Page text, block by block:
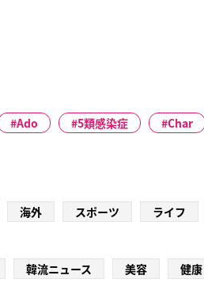
Ado 5類感染症 Char
海外 スポーツ ライフ
韓流ニュース 美容 健康